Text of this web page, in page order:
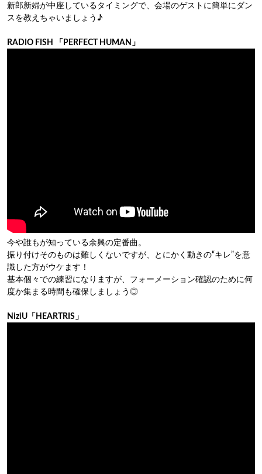
新郎新婦が中座しているタイミングで、会場のゲストに簡単にダン
スを教えちゃいましょう♪
RADIO FISH 「PERFECT HUMAN」
今や誰もが知っている余興の定番曲。
振り付けそのものは難しくないですが、とにかく動きの“キレ”を意
識した方がウケます！
基本個々での練習になりますが、フォーメーション確認のために何
度か集まる時間も確保しましょう◎
NiziU「HEARTRIS」